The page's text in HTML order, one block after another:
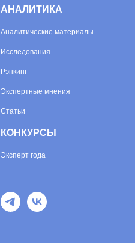
АНАЛИТИКА
Аналитические материалы
Исследования
Рэнкинг
Экспертные мнения
Статьи
КОНКУРСЫ
Эксперт года